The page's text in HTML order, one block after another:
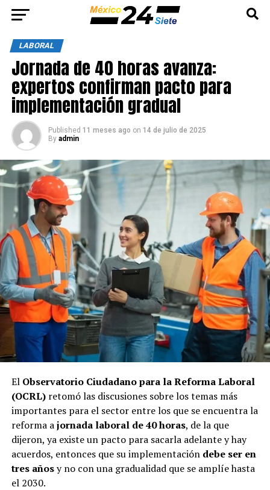
LABORAL
Jornada de 40 horas avanza:
expertos confirman pacto para
implementación gradual
Published 11 meses ago on 14 de julio de 2025
By admin
El Observatorio Ciudadano para la Reforma Laboral
(OCRL) retomó las discusiones sobre los temas más
importantes para el sector entre los que se encuentra la
reforma ajornada laboral de 40 horas, de la que
dijeron, ya existe un pacto para sacarla adelante y hay
acuerdos, entonces que su implementación debe ser en
tres añosy no con una gradualidad que se amplíe hasta
el 2030.